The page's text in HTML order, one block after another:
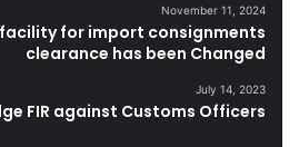
e
i
z
e
L
November 11, 2024
for import consignments
clearance has been Changed
July 14, 2023
FIR against Customs Officers